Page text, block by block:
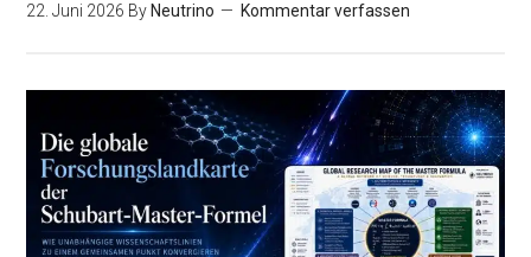
22. Juni 2026 By Neutrino Kommentar verfassen